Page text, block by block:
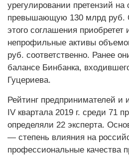
урегулировании претензий на
превышающую 130 млрд руб.
этого соглашения приобретет
непрофильные активы
руб. соответственно. Ранее
балансе Бинбанка,
Гуцериева.
Рейтинг предпринимателей и
IV квартала 2019 г. среди 71
определяли 22 эксперта.
— степень влияния на
профессиональные качества